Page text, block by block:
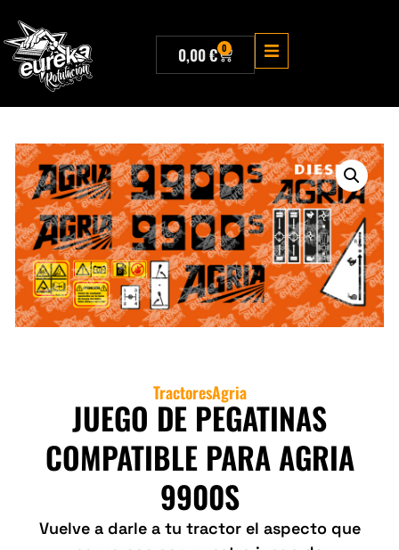
0,00€ 0
TractoresAgria
JUEGO DE PEGATINAS
COMPATIBLE PARA AGRIA
9900S
Vuelve a darle a tu tractor el aspecto que